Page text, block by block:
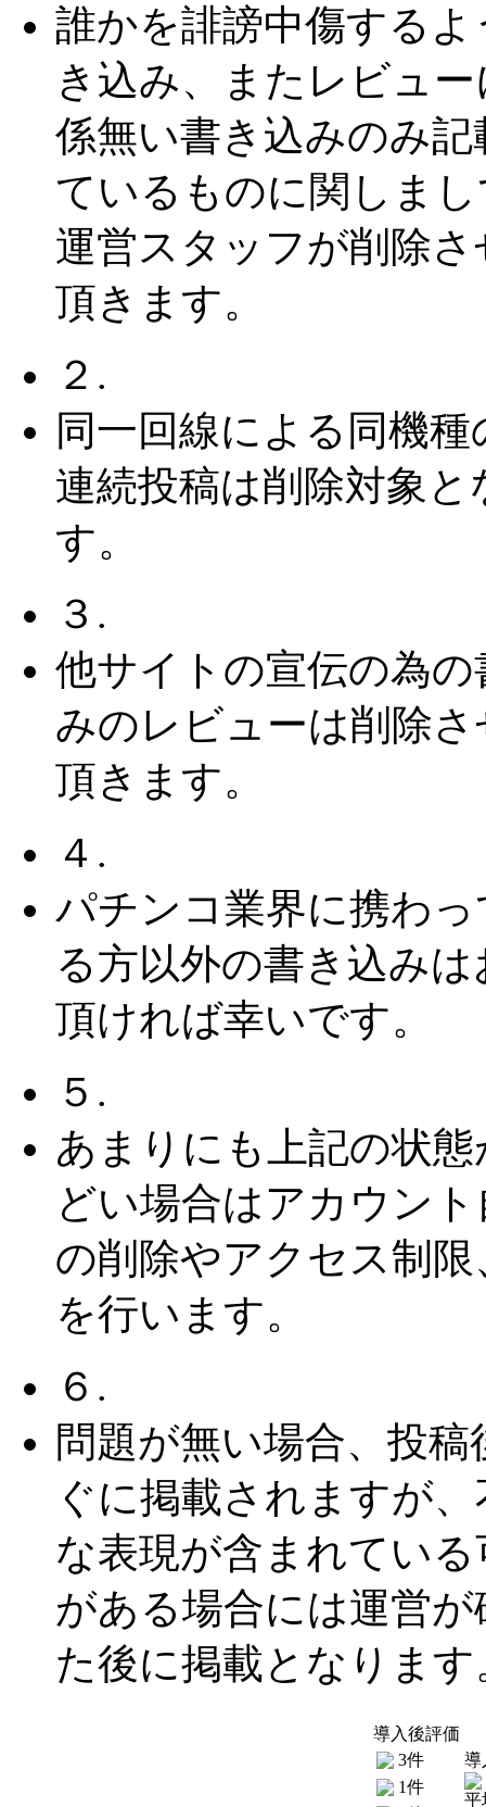
誰かを誹謗中傷するよ
き込み、またレビュー
係無い書き込みのみ記
ているものに関しま
運営スタッフが削除さ
頂きます。
２.
同一回線による同機種
連続投稿は削除対象と
す。
３.
他サイトの宣伝の為の
みのレビューは削除さ
頂きます。
４.
パチンコ業界に携わっ
る方以外の書き込みは
頂ければ幸いです。
５.
あまりにも上記の状態
どい場合はアカウント
の削除やアクセス制限
を行います。
６.
問題が無い場合、投稿
ぐに掲載されますが
な表現が含まれている
がある場合には運営が
た後に掲載となります
導入後評価
3件
1件
導
平